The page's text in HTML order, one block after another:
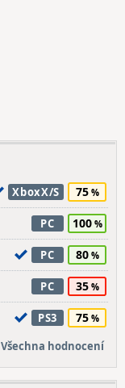
XboxX/S 75
PC 100
PC 80
PC 35
PS3 75
Všechna hodnocení